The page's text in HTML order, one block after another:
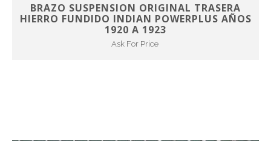
BRAZO SUSPENSION ORIGINAL TRASERA
HIERRO FUNDIDO INDIAN POWERPLUS AÑOS
1920 A 1923
Ask For Price